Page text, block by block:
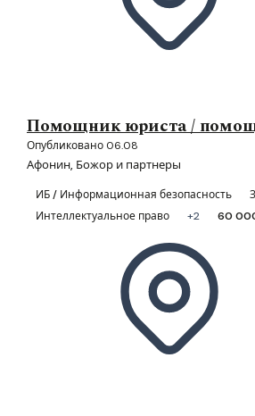
Помощник юриста /
Опубликовано 06.08
Афонин, Божор и партнеры
ИБ / Информационная безопасность
Интеллектуальное право
+2 60